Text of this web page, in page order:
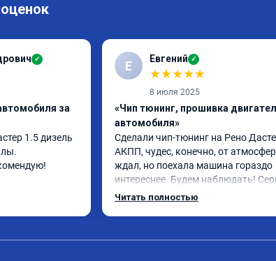
✓
за
1.5 дизель
Е Евгений ✓
★★★★★
8 июля 2025
«Чип тюнинг, прошивка
автомобиля»
Сделали чип-тюнинг на Рено
АКПП, чудес, конечно, от
ждал, но поехала машина гораздо
интереснее. Будем наблюдать!
отдельное спасибо за
Читать полностью